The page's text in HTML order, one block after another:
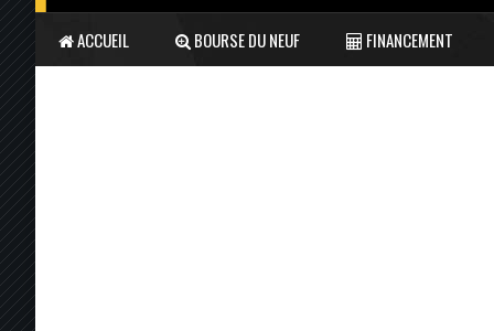
ACCUEIL BOURSE DU NEUF FINANCEMENT